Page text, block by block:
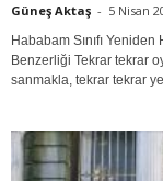
Güneş Aktaş - 5 Nisan
Hababam Sınıfı
Benzerliği Tekrar tekrar
sanmakla, tekrar tekrar